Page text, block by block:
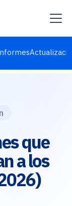
que
a los